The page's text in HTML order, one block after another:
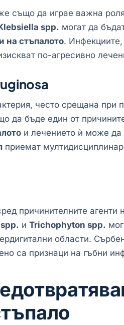
също да играе важна
spp. могат да
на стъпалото. Инфекциите,
по-агресивно
често срещана при
да бъде един от
и лечението ѝ може да
приемат
причинителните агенти
и Trichophyton spp.
области.
са признаци на гъбни